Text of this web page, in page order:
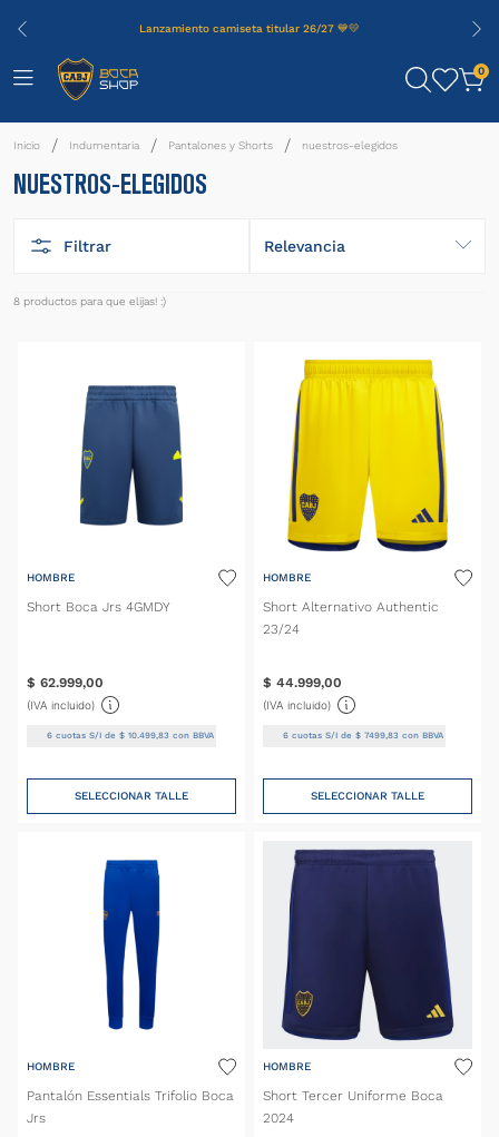
Lanzamiento camiseta titular 26/27 💙💛
0
Indumentaria Pantalones y Shorts nuestros-elegidos
NUESTROS-ELEGIDOS
Filtrar Relevancia
8 productos
HOMBRE
Short Boca Jrs 4GMDY
$ 62.999,00
(IVA incluido)
6 cuotas S/I de$ 10 .499 ,83 con BBVA
SELECCIONAR TALLE
HOMBRE
Short Alternativo Authentic
23/24
$ 44.999,00
(IVA incluido)
6cuotas S/I de $ 7499, 83con BBVA
SELECCIONAR TALLE
HOMBRE
Pantalón Essentials Trifolio Boca
Jrs
HOMBRE
Short Tercer Uniforme Boca
2024